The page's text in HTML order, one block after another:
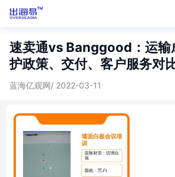
速卖通vs Banggood：运输
护政策、交付、客户服务对
蓝海亿观网/ 2022-03-11